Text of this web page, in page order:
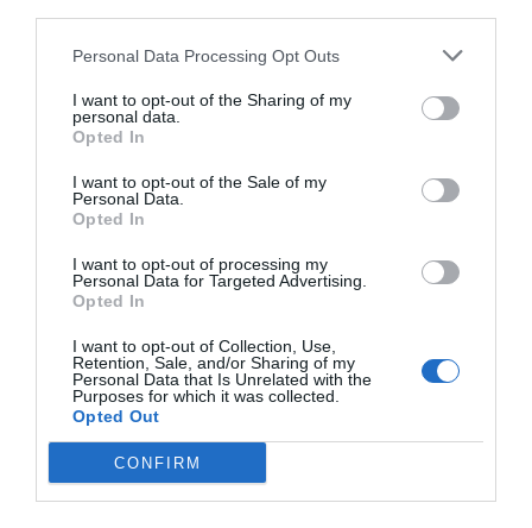
Personal Data Processing Opt Outs
I want to opt-out of the Sharing of my
personal data.
Opted In
I want to opt-out of the Sale of my
Personal Data.
Opted In
I want to opt-out of processing my
Personal Data for Targeted Advertising.
Opted In
I want to opt-out of Collection, Use,
Retention, Sale, and/or Sharing of my
Personal Data that Is Unrelated with the
Purposes for which it was collected.
Opted Out
CONFIRM
Μάξιμος
Μουμούρης στον
Lamia FM-1 96.2:
«Τα ΔΗΠΕΘΕ είναι
ζωντανά κύτταρα
πολιτισμού στην
Περιφέρεια»
7 Ιουλίου 2026